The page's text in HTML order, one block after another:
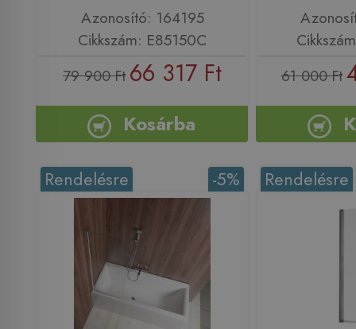
Azonosító: 164195
Cikkszám: E85150C
79 900 Ft 66 317 Ft
Kosárba
61 000 Ft
-5%
Rendelésre Rendelésre